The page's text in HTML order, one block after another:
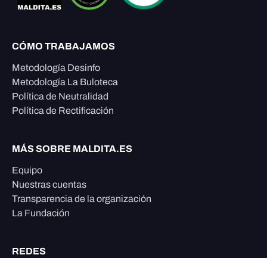
CÓMO TRABAJAMOS
Metodología Desinfo
Metodología La Buloteca
Política de Neutralidad
Política de Rectificación
MÁS SOBRE MALDITA.ES
Equipo
Nuestras cuentas
Transparencia de la organización
La Fundación
REDES